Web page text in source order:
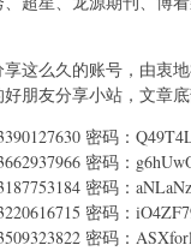
这么久的账号，由衷
朋友分享小站，文章
密码：
密码：
密码：
密码：
密码：